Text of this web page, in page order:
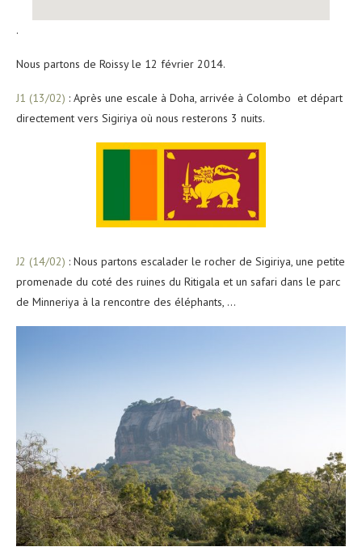
.
Nous partons de Roissy le 12 février 2014.
J1 (13/02) : Après une escale à Doha, arrivée à Colombo et départ
directement vers Sigiriya où nous resterons 3 nuits.
J2 (14/02) : Nous partons escalader le rocher de Sigiriya, une petite
promenade du coté des ruines du Ritigala et un safari dans le parc
de Minneriya à la rencontre des éléphants, …